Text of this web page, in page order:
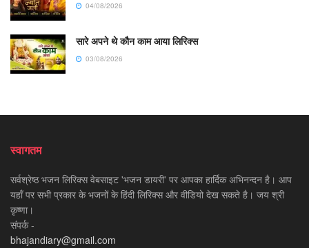
04/08/2026
सारे अपने थे कौन काम आया लिरिक्स
03/08/2026
स्वागतम
सर्वश्रेष्ठ भजन लिरिक्स वेबसाइट 'भजन डायरी' पर आपका हार्दिक अभिनन्दन है। आप
यहाँ पर सभी प्रकार के भजनों के हिंदी लिरिक्स और वीडियो देख सकते है। जय श्री
कृष्णा।
संपर्क -
bhajandiary@gmail.com